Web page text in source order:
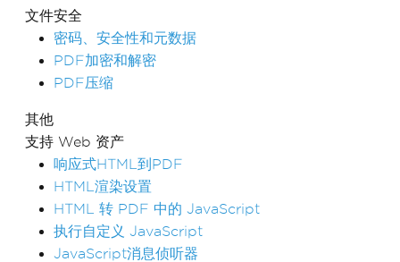
文件安全
密码、安全性和元数据
PDF加密和解密
PDF压缩
其他
支持 Web 资产
响应式HTML到PDF
HTML渲染设置
HTML 转 PDF 中的 JavaScript
执行自定义 JavaScript
JavaScript消息侦听器